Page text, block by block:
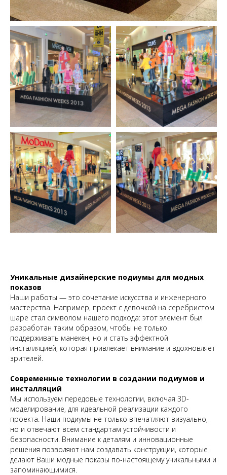
Уникальные дизайнерские подиумы для модных
показов
Наши работы — это сочетание искусства и инженерного
мастерства. Например, проект с девочкой на серебристом
шаре стал символом нашего подхода: этот элемент был
разработан таким образом, чтобы не только
поддерживать манекен, но и стать эффектной
инсталляцией, которая привлекает внимание и вдохновляет
зрителей.
Современные технологии в создании подиумов и
инсталляций
Мы используем передовые технологии, включая 3D-
моделирование, для идеальной реализации каждого
проекта. Наши подиумы не только впечатляют визуально,
но и отвечают всем стандартам устойчивости и
безопасности. Внимание к деталям и инновационные
решения позволяют нам создавать конструкции, которые
делают Ваши модные показы по-настоящему уникальными и
запоминающимися.